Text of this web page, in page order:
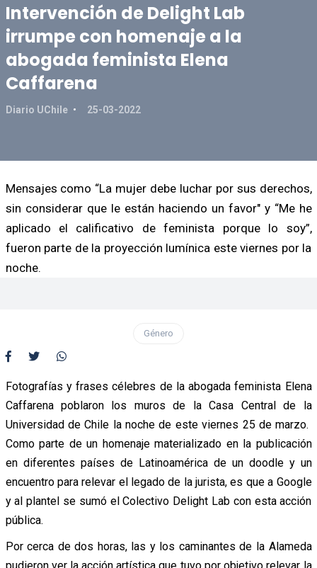
Intervención de Delight Lab
irrumpe con homenaje a la
abogada feminista Elena
Caffarena
Diario UChile 25-03-2022
Mensajes como “La mujer debe luchar por sus derechos,
sin considerar que le están haciendo un favor" y “Me he
aplicado el calificativo de feminista porque lo soy”,
fueron parte de la proyección lumínica este viernes por la
noche.
Género
Fotografías y frases célebres de la abogada feminista Elena
Caffarena poblaron los muros de la Casa Central de la
Universidad de Chile la noche de este viernes 25 de marzo.
Como parte de un homenaje materializado en la publicación
en diferentes países de Latinoamérica de un doodle y un
encuentro para relevar el legado de la jurista, es que a Google
y al plantel se sumó el Colectivo Delight Lab con esta acción
pública.
Por cerca de dos horas, las y los caminantes de la Alameda
pudieron ver la acción artística que tuvo por objetivo relevar la